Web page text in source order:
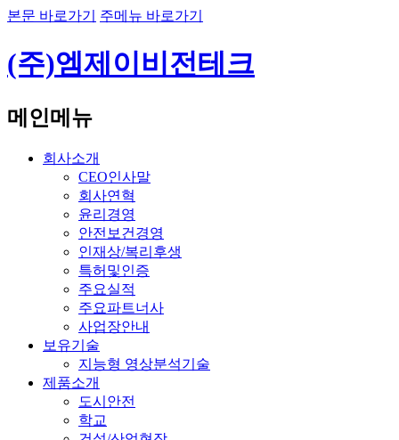
본문 바로가기 주메뉴 바로가기
(주)엠제이비전테크
메인메뉴
회사소개
CEO인사말
회사연혁
윤리경영
안전보건경영
인재상/복리후생
특허및인증
주요실적
주요파트너사
사업장안내
보유기술
지능형 영상분석기술
제품소개
도시안전
학교